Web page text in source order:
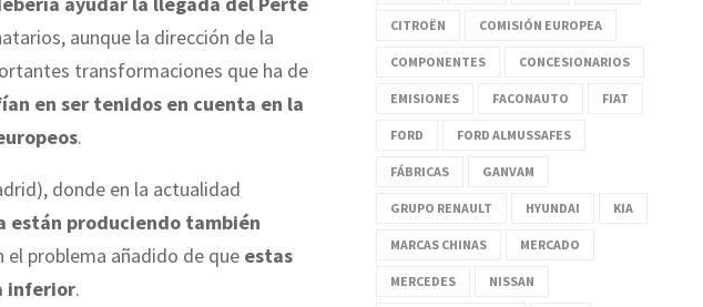
aunque la dirección de la
transformaciones que ha de
en ser tenidos en cuenta en la
.
donde en la actualidad
están produciendo también
el problema añadido de que estas
inferior.
CITROËN COMISIÓN EUROPEA
COMPONENTES CONCESIONARIOS
EMISIONES FACONAUTO FIAT
FORD FORD ALMUSSAFES
FÁBRICAS GANVAM
GRUPO RENAULT HYUNDAI KIA
MARCAS CHINAS MERCADO
MERCEDES NISSAN